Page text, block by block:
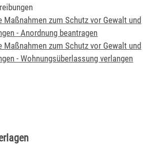
Maßnahmen zum Schutz vor Gewalt und
- Anordnung beantragen
Maßnahmen zum Schutz vor Gewalt und
- Wohnungsüberlassung verlangen